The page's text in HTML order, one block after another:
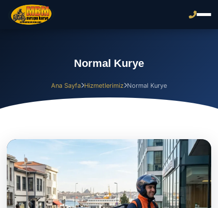
Normal Kurye
Ana Sayfa Hizmetlerimiz Normal Kurye